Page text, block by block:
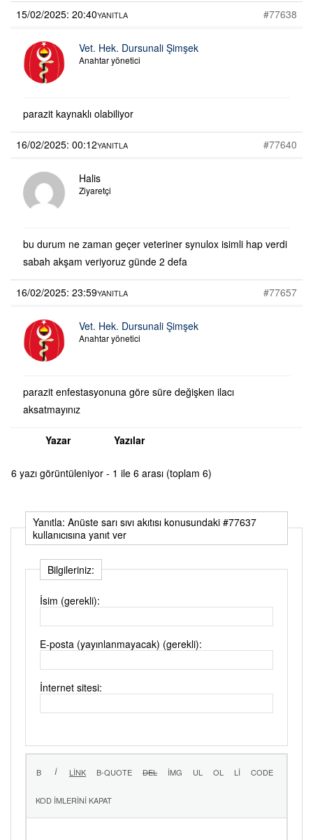
15/02/2025: 20:40 #77638
YANITLA
Vet. Hek. Dursunali Şimşek
Anahtar yönetici
parazit kaynaklı olabiliyor
16/02/2025: 00:12 #77640
YANITLA
Halis
Ziyaretçi
bu durum ne zaman geçer veteriner synulox isimli hap verdi
sabah akşam veriyoruz günde 2 defa
16/02/2025: 23:59 #77657
YANITLA
Vet. Hek. Dursunali Şimşek
Anahtar yönetici
parazit enfestasyonuna göre süre değişken ilacı
aksatmayınız
Yazar Yazılar
6 yazı görüntüleniyor - 1 ile 6 arası (toplam 6)
Yanıtla: Anüste sarı sıvı akıtısı konusundaki #77637
kullanıcısına yanıt ver
Bilgileriniz:
İsim (gerekli):
E-posta (yayınlanmayacak) (gerekli):
İnternet sitesi: